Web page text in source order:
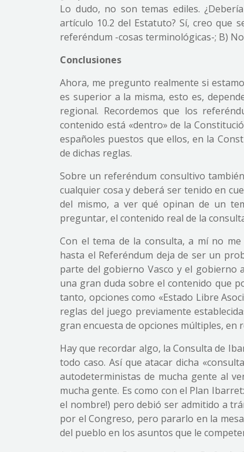
Lo dudo, no son temas ediles.
artículo 10.2 del Estatuto? Sí, creo que
referéndum -cosas terminológicas-; B)
Conclusiones
Ahora, me pregunto realmente si
es superior a la misma, esto es,
regional. Recordemos que los
contenido está «dentro» de la
españoles puestos que ellos, en la
de dichas reglas.
Sobre un referéndum consultivo
cualquier cosa y deberá ser tenido en
del mismo, a ver qué opinan de un
preguntar, el contenido real de la
Con el tema de la consulta, a mí no
hasta el Referéndum deja de ser un
parte del gobierno Vasco y el gobierno
una gran duda sobre el contenido que
tanto, opciones como «Estado Libre
reglas del juego previamente
gran encuesta de opciones múltiples, en
Hay que recordar algo, la Consulta de
todo caso. Así que atacar dicha
autodeterministas de mucha gente al
mucha gente. Es como con el Plan
el nombre!) pero debió ser admitido a
por el Congreso, pero pararlo en la
del pueblo en los asuntos que le